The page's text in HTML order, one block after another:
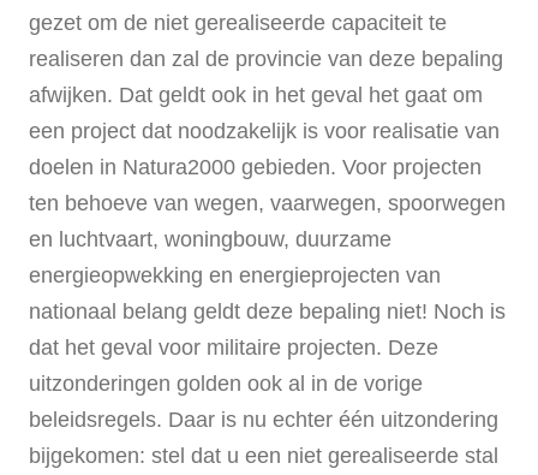
gezet om de niet gerealiseerde capaciteit te
realiseren dan zal de provincie van deze bepaling
afwijken. Dat geldt ook in het geval het gaat om
een project dat noodzakelijk is voor realisatie van
doelen in Natura2000 gebieden. Voor projecten
ten behoeve van wegen, vaarwegen, spoorwegen
en luchtvaart, woningbouw, duurzame
energieopwekking en energieprojecten van
nationaal belang geldt deze bepaling niet! Noch is
dat het geval voor militaire projecten. Deze
uitzonderingen golden ook al in de vorige
beleidsregels. Daar is nu echter één uitzondering
bijgekomen: stel dat u een niet gerealiseerde stal